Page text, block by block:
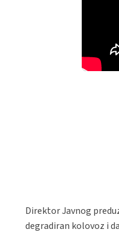
Direktor Javnog
degradiran kolovoz i